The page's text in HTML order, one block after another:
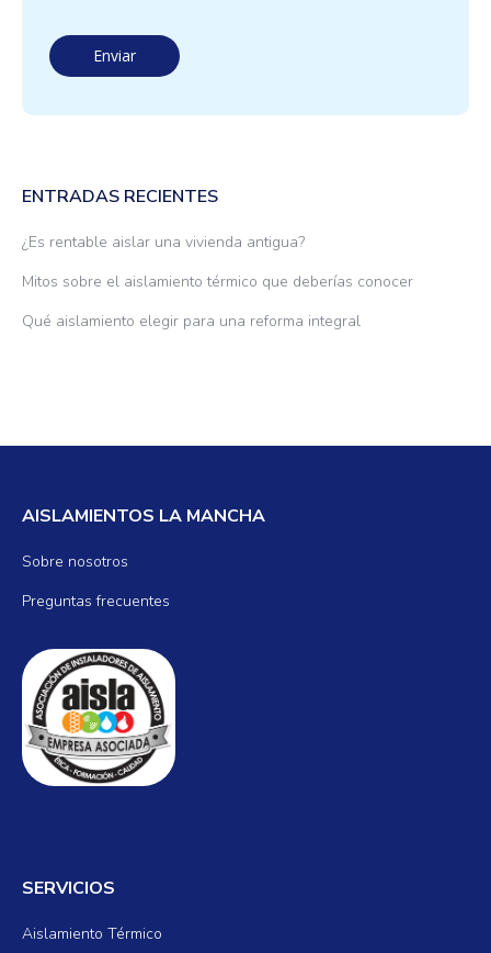
ENTRADAS RECIENTES
¿Es rentable aislar una vivienda antigua?
Mitos sobre el aislamiento térmico que deberías conocer
Qué aislamiento elegir para una reforma integral
AISLAMIENTOS LA MANCHA
Sobre nosotros
Preguntas frecuentes
SERVICIOS
Aislamiento Térmico